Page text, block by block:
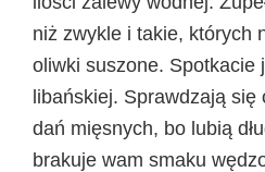
niż zwykle i takie, których
oliwki suszone. Spotkacie
libańskiej. Sprawdzają się
dań mięsnych, bo lubią
brakuje wam smaku